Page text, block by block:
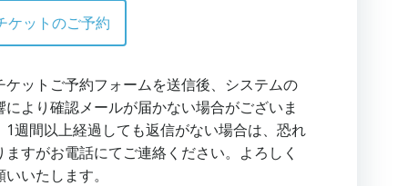
ケットのご予約
ットご予約フォームを送信後、システムの
により確認メールが届かない場合がございま
1週間以上経過しても返信がない場合は、恐れ
ますがお電話にてご連絡ください。よろしく
いいたします。